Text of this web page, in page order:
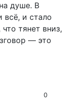
душе. В
всё, и стало
тянет вниз,
— это
0